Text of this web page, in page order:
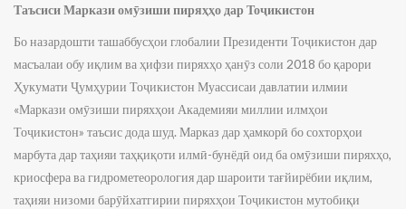
Таъсиси Маркази омӯзиши пиряҳҳо дар Тоҷикистон
Бо назардошти ташаббусҳои глобалии Президенти Тоҷикистон дар
масъалаи обу иқлим ва ҳифзи пиряхҳо ҳанӯз соли 2018 бо қарори
Ҳукумати Ҷумҳурии Тоҷикистон Муассисаи давлатии илмии
«Маркази омӯзиши пиряхҳои Академияи миллии илмҳои
Тоҷикистон» таъсис дода шуд. Марказ дар ҳамкорӣ бо сохторҳои
марбута дар таҳияи таҳқиқоти илмӣ-бунёдӣ оид ба омӯзиши пиряхҳо,
криосфера ва гидрометеорология дар шароити тағйирёбии иқлим,
таҳияи низоми барӯйхатгирии пиряхҳои Тоҷикистон мутобиқи